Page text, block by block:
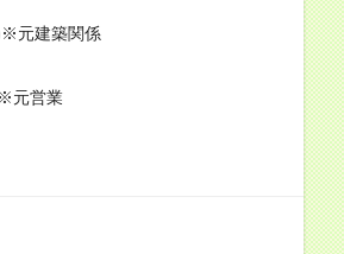
元建築関係
元営業